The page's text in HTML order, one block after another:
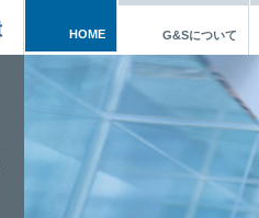
HOME G&Sについて